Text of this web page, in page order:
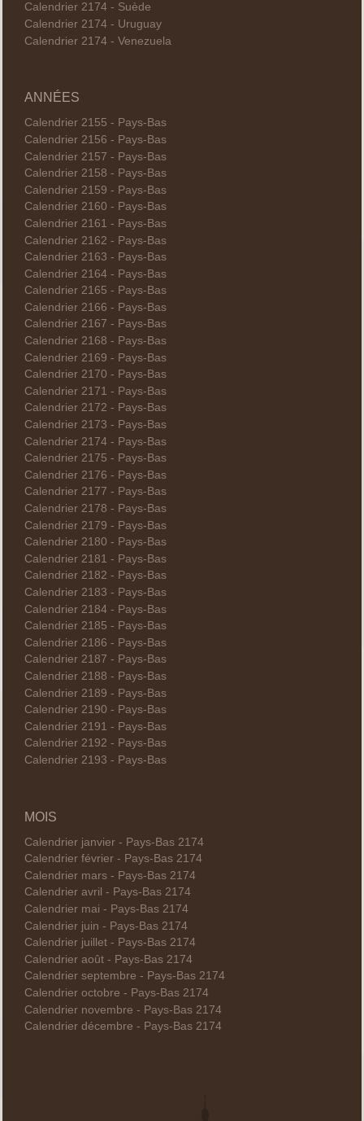
Calendrier 2174 - Suède
Calendrier 2174 - Uruguay
Calendrier 2174 - Venezuela
ANNÉES
Calendrier 2155 - Pays-Bas
Calendrier 2156 - Pays-Bas
Calendrier 2157 - Pays-Bas
Calendrier 2158 - Pays-Bas
Calendrier 2159 - Pays-Bas
Calendrier 2160 - Pays-Bas
Calendrier 2161 - Pays-Bas
Calendrier 2162 - Pays-Bas
Calendrier 2163 - Pays-Bas
Calendrier 2164 - Pays-Bas
Calendrier 2165 - Pays-Bas
Calendrier 2166 - Pays-Bas
Calendrier 2167 - Pays-Bas
Calendrier 2168 - Pays-Bas
Calendrier 2169 - Pays-Bas
Calendrier 2170 - Pays-Bas
Calendrier 2171 - Pays-Bas
Calendrier 2172 - Pays-Bas
Calendrier 2173 - Pays-Bas
Calendrier 2174 - Pays-Bas
Calendrier 2175 - Pays-Bas
Calendrier 2176 - Pays-Bas
Calendrier 2177 - Pays-Bas
Calendrier 2178 - Pays-Bas
Calendrier 2179 - Pays-Bas
Calendrier 2180 - Pays-Bas
Calendrier 2181 - Pays-Bas
Calendrier 2182 - Pays-Bas
Calendrier 2183 - Pays-Bas
Calendrier 2184 - Pays-Bas
Calendrier 2185 - Pays-Bas
Calendrier 2186 - Pays-Bas
Calendrier 2187 - Pays-Bas
Calendrier 2188 - Pays-Bas
Calendrier 2189 - Pays-Bas
Calendrier 2190 - Pays-Bas
Calendrier 2191 - Pays-Bas
Calendrier 2192 - Pays-Bas
Calendrier 2193 - Pays-Bas
MOIS
Calendrier janvier - Pays-Bas 2174
Calendrier février - Pays-Bas 2174
Calendrier mars - Pays-Bas 2174
Calendrier avril - Pays-Bas 2174
Calendrier mai - Pays-Bas 2174
Calendrier juin - Pays-Bas 2174
Calendrier juillet - Pays-Bas 2174
Calendrier août - Pays-Bas 2174
Calendrier septembre - Pays-Bas 2174
Calendrier octobre - Pays-Bas 2174
Calendrier novembre - Pays-Bas 2174
Calendrier décembre - Pays-Bas 2174